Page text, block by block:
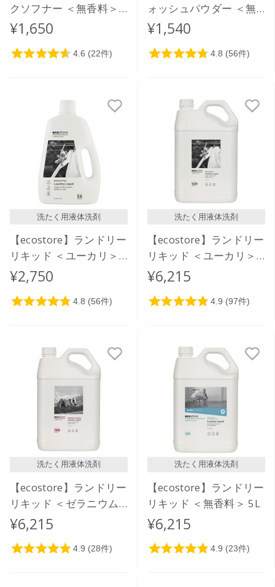
クソフナー ＜無香料＞
1L
¥1,650
ォッシュパウダー ＜無
香料＞ 1kg
¥1,540
洗たく用液体洗剤
【ecostore】ランドリー
リキッド ＜ユーカリ＞
2L
¥2,750
洗たく用液体洗剤
【ecostore】ランドリー
リキッド ＜ユーカリ＞
5L
¥6,215
洗たく用液体洗剤
【ecostore】ランドリー
リキッド ＜ゼラニウム
＆オレンジ＞5L
¥6,215
洗たく用液体洗剤
【ecostore】ランドリー
リキッド ＜無香料＞ 5L
¥6,215